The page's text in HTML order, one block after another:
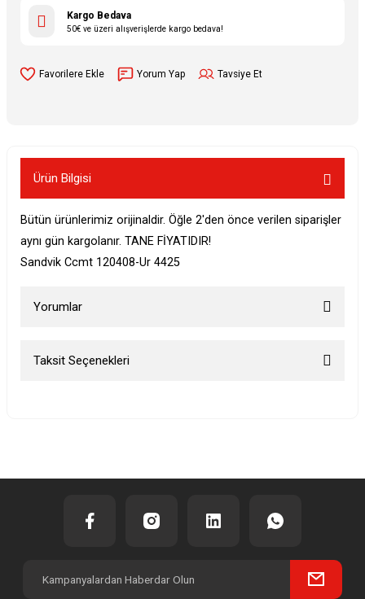
Kargo Bedava
50€ ve üzeri alışverişlerde kargo bedava!
Yorum Yap Tavsiye Et
Ürün Bilgisi
Bütün ürünlerimiz orijinaldir. Öğle 2'den önce verilen siparişler
aynı gün kargolanır. TANE FİYATIDIR!
Sandvik Ccmt 120408-Ur 4425
Yorumlar
Taksit Seçenekleri